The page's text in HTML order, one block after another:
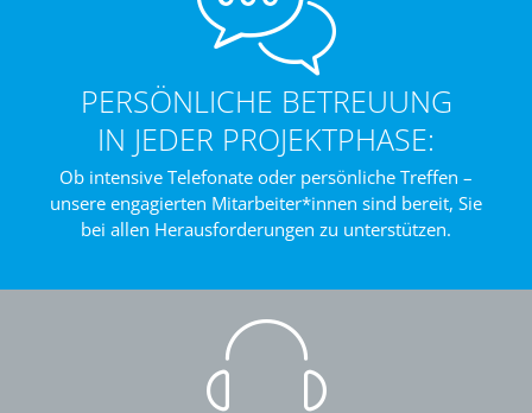
PERSÖNLICHE BETREUUNG
IN JEDER PROJEKTPHASE:
Ob intensive Telefonate oder persönliche Treffen –
unsere engagierten Mitarbeiter*innen sind bereit, Sie
bei allen Herausforderungen zu unterstützen.